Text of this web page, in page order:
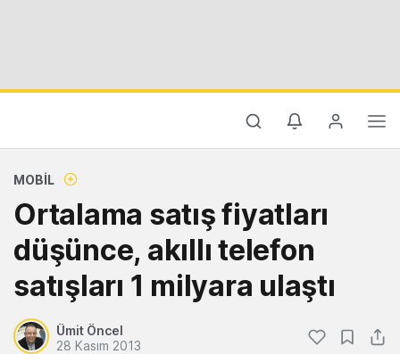
MOBIL
Ortalama satış fiyatları
düşünce, akıllı telefon
satışları 1 milyara ulaştı
Ümit Öncel
28 Kasım 2013